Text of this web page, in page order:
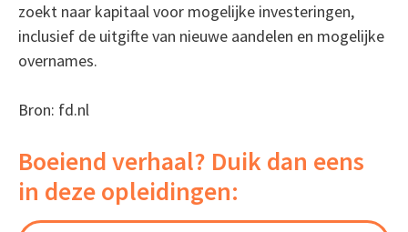
zoekt naar kapitaal voor mogelijke investeringen,
inclusief de uitgifte van nieuwe aandelen en mogelijke
overnames.
Bron: fd.nl
Boeiend verhaal? Duik dan eens
in deze opleidingen: